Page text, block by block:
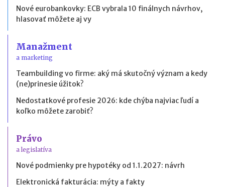
Nové eurobankovky: ECB vybrala 10 finálnych návrhov,
hlasovať môžete aj vy
Manažment
a marketing
Teambuilding vo firme: aký má skutočný význam a kedy
(ne)prinesie úžitok?
Nedostatkové profesie 2026: kde chýba najviac ľudí a
koľko môžete zarobiť?
Právo
a legislatíva
Nové podmienky pre hypotéky od 1.1.2027: návrh
Elektronická fakturácia: mýty a fakty